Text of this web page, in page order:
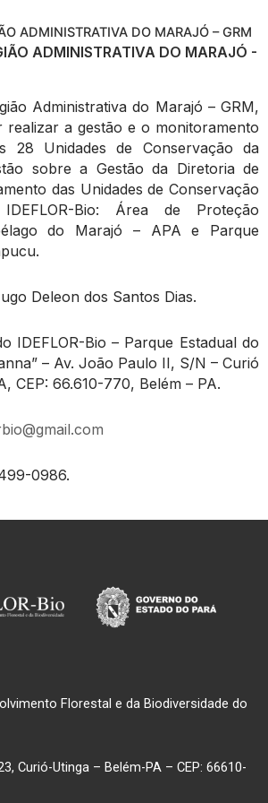
ADMINISTRATIVA DO MARAJÓ – GRM
ADMINISTRATIVA DO MARAJÓ -
Administrativa do Marajó – GRM,
realizar a gestão e o monitoramento
28 Unidades de Conservação da
sobre a Gestão da Diretoria de
das Unidades de Conservação
Bio: Área de Proteção
do Marajó – APA e Parque
Deleon dos Santos Dias.
IDEFLOR-Bio – Parque Estadual do
– Av. João Paulo II, S/N – Curió
CEP: 66.610-770, Belém – PA.
0986.
Florestal e da Biodiversidade do
Curió-Utinga – Belém-PA – CEP: 66610-